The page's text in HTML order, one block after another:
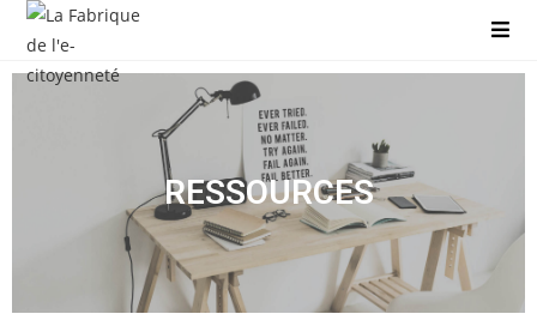
RESSOURCES